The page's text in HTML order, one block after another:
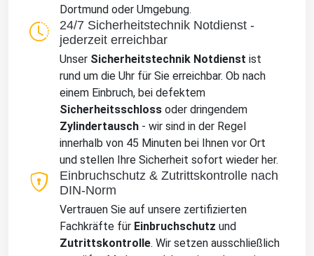
Dortmund oder Umgebung.
24/7 Sicherheitstechnik Notdienst -
jederzeit erreichbar
Unser Sicherheitstechnik Notdienst ist
rund um die Uhr für Sie erreichbar. Ob nach
einem Einbruch, bei defektem
Sicherheitsschloss oder dringendem
Zylindertausch - wir sind in der Regel
innerhalb von 45 Minuten bei Ihnen vor Ort
und stellen Ihre Sicherheit sofort wieder her.
Einbruchschutz & Zutrittskontrolle nach
DIN-Norm
Vertrauen Sie auf unsere zertifizierten
Fachkräfte für Einbruchschutz und
Zutrittskontrolle. Wir setzen ausschließlich